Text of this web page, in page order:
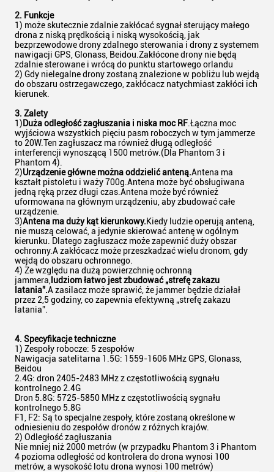
2. Funkcje
1) może skutecznie zdalnie zakłócać sygnał sterujący małego
drona z niską prędkością i niską wysokością, jak
bezprzewodowe drony zdalnego sterowania i drony z systemem
nawigacji GPS, Glonass, Beidou.Zakłócone drony nie będą
zdalnie sterowane i wrócą do punktu startowego orlandu
2) Gdy nielegalne drony zostaną znalezione w pobliżu lub wejdą
do obszaru ostrzegawczego, zakłócacz natychmiast zakłóci ich
kierunek.
3. Zalety
1) Duża odległość zagłuszania i niska moc RF.Łączna moc
wyjściowa wszystkich pięciu pasm roboczych w tym jammerze
to 20W.Ten zagłuszacz ma również długą odległość
interferencji wynoszącą 1500 metrów.(Dla Phantom 3 i
Phantom 4).
2)Urządzenie główne można oddzielić anteną.Antena ma
kształt pistoletu i waży 700g.Antena może być obsługiwana
jedną ręką przez długi czas.Antena może być również
uformowana na głównym urządzeniu, aby zbudować całe
urządzenie.
3)Antena ma duży kąt kierunkowy.Kiedy ludzie operują anteną,
nie muszą celować, a jedynie skierować antenę w ogólnym
kierunku. Dlatego zagłuszacz może zapewnić duży obszar
ochronny.A zakłócacz może przeszkadzać wielu dronom, gdy
wejdą do obszaru ochronnego.
4) Ze względu na dużą powierzchnię ochronną
jammera, ludziom łatwo jest zbudować „strefę zakazu
latania”.A zasilacz może sprawić, że jammer będzie działał
przez 2,5 godziny, co zapewnia efektywną „strefę zakazu
latania”.
4. Specyfikacje techniczne
1) Zespoły robocze: 5 zespołów
Nawigacja satelitarna 1.5G: 1559-1606 MHz GPS, Glonass,
Beidou
2.4G: dron 2405-2483 MHz z częstotliwością sygnału
kontrolnego 2.4G
Dron 5.8G: 5725-5850 MHz z częstotliwością sygnału
kontrolnego 5.8G
F1, F2: Są to specjalne zespoły, które zostaną określone w
odniesieniu do zespołów dronów z różnych krajów.
2) Odległość zagłuszania
Nie mniej niż 2000 metrów (w przypadku Phantom 3 i Phantom
4 pozioma odległość od kontrolera do drona wynosi 100
metrów, a wysokość lotu drona wynosi 100 metrów)